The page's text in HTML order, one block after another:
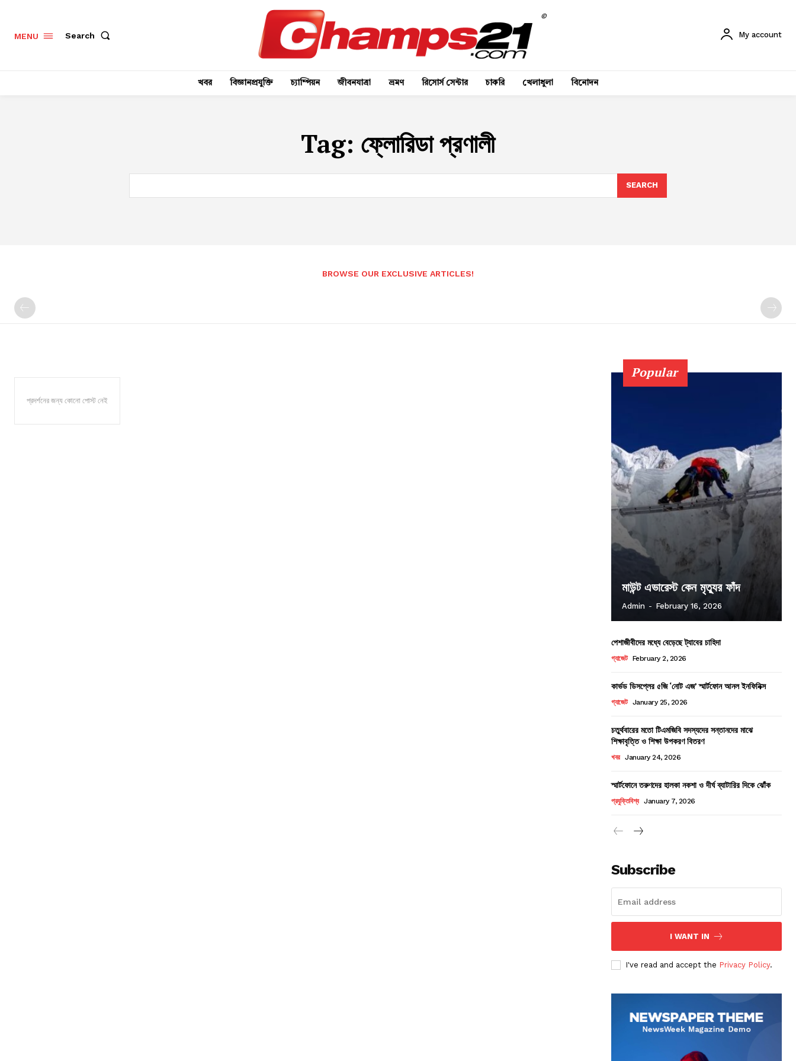
MENU Search
©
My account
খবর বিজ্ঞানপ্রযুক্তি চ্যাম্পিয়ন জীবনযাত্রা ভ্রমণ রিসোর্স সেন্টার চাকরি খেলাধুলা বিনোদন
Tag: ফ্লোরিডা প্রণালী
SEARCH
BROWSE OUR EXCLUSIVE ARTICLES!
প্রদর্শনের জন্য কোনো পোস্ট নেই
Popular
মাউন্ট এভারেস্ট কেন মৃত্যুর ফাঁদ
Admin - February 16, 2026
পেশাজীবীদের মধ্যে বেড়েছে ট্যাবের চাহিদা
গ্যাজেট February 2, 2026
কার্ভড ডিসপ্লের ৫জি ‘নোট এজ’ স্মার্টফোন আনল ইনফিনিক্স
গ্যাজেট January 25, 2026
চতুর্থবারের মতো টিএমজিবি সদস্যদের সন্তানদের মাঝে
শিক্ষাবৃত্তি ও শিক্ষা উপকরণ বিতরণ
খবর January 24, 2026
স্মার্টফোনে তরুণদের হালকা নকশা ও দীর্ঘ ব্যাটারির দিকে ঝোঁক
প্রযুক্তিবিশ্ব January 7, 2026
Subscribe
I WANT IN
I've read and accept the Privacy Policy.